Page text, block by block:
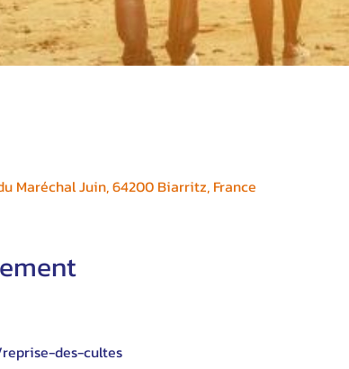
Maréchal Juin, 64200 Biarritz, France
des-cultes